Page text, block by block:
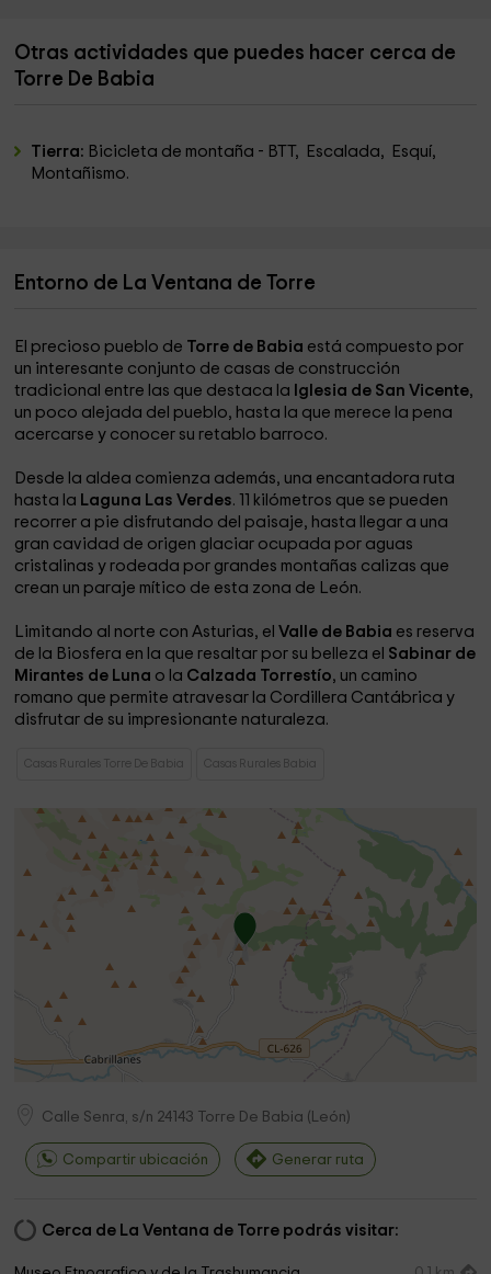
Otras actividades que puedes hacer cerca de
Torre De Babia
Tierra: Bicicleta de montaña - BTT, Escalada, Esquí,
Montañismo.
Entorno de La Ventana de Torre
El precioso pueblo de Torre de Babia está compuesto por
un interesante conjunto de casas de construcción
tradicional entre las que destaca la Iglesia de San Vicente,
un poco alejada del pueblo, hasta la que merece la pena
acercarse y conocer su retablo barroco.
Desde la aldea comienza además, una encantadora ruta
hasta la Laguna Las Verdes. 11 kilómetros que se pueden
recorrer a pie disfrutando del paisaje, hasta llegar a una
gran cavidad de origen glaciar ocupada por aguas
cristalinas y rodeada por grandes montañas calizas que
crean un paraje mítico de esta zona de León.
Limitando al norte con Asturias, elValle de Babia es reserva
de la Biosfera en la que resaltar por su belleza el Sabinar de
Mirantes de Luna o la Calzada Torrestío, un camino
romano que permite atravesar la Cordillera Cantábrica y
disfrutar de su impresionante naturaleza.
Casas Rurales Torre De Babia Casas Rurales Babia
Calle Senra, s/n 24143 Torre De Babia ( León)
Compartir ubicación Generar ruta
Cerca de La Ventana de Torre podrás visitar: